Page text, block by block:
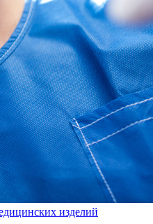
изделий